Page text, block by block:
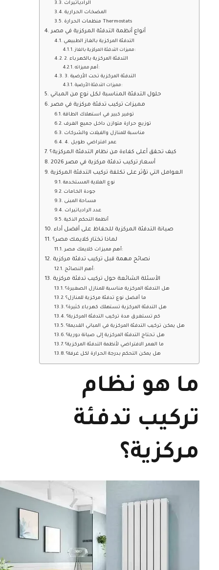
الرادياتيرات
المضخات الحرارية
منظمات الحرارة Thermostats
أنواع أنظمة التدفئة المركزية في مصر
التدفئة المركزية بالغاز الطبيعي
مميزات التدفئة المركزية بالغاز:
2. التدفئة المركزية بالكهرباء
أهم مميزاته:
3. التدفئة المركزية تحت الأرضية
مميزات التدفئة الأرضية:
حلول التدفئة المناسبة لكل نوع من المباني
مميزات تركيب تدفئة مركزية في مصر
توفير كبير في استهلاك الطاقة
توزيع حرارة متوازن داخل جميع الغرف
مناسبة للمنازل والفيلات والشركات
4. عمر افتراضي طويل
كيف تحقق أعلى كفاءة من نظام التدفئة المركزية؟
أسعار تركيب تدفئة مركزية في مصر 2026
العوامل التي تؤثر على تكلفة تركيب التدفئة المركزية
نوع الغلاية المستخدمة
جودة الخامات
مساحة المبنى
عدد الرادياتيرات
أنظمة التحكم الذكية
صيانة التدفئة المركزية للحفاظ على أفضل أداء
لماذا تختار كلايمك مصر؟
أهم مميزات كلايمك مصر:
نصائح مهمة قبل تركيب تدفئة مركزية
أهم النصائح:
الأسئلة الشائعة حول تركيب تدفئة مركزية
هل التدفئة المركزية مناسبة للمنازل الصغيرة؟
ما أفضل نوع تدفئة مركزية للمنازل؟
هل التدفئة المركزية تستهلك كهرباء كثيرة؟
كم تستغرق مدة تركيب التدفئة المركزية؟
هل يمكن تركيب التدفئة المركزية في المباني القديمة؟
هل تحتاج التدفئة المركزية إلى صيانة دورية؟
ما العمر الافتراضي لأنظمة التدفئة المركزية؟
هل يمكن التحكم بدرجة الحرارة لكل غرفة؟
ما هو نظام
تركيب تدفئة
مركزية؟